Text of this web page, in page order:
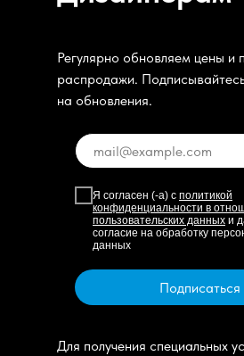
Регулярно обновляем цены и
распродажи.
на обновления.
Я согласен (-а) с политикой
конфиденциальности в
пользовательских данных и
согласие на обработку
данных
Подписаться
Для получения специальных